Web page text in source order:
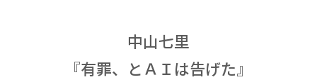
中山七里
『有罪、とＡＩは告げた』